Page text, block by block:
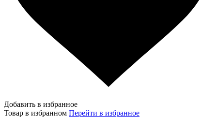
Добавить в избранное
Товар в избранном Перейти в избранное